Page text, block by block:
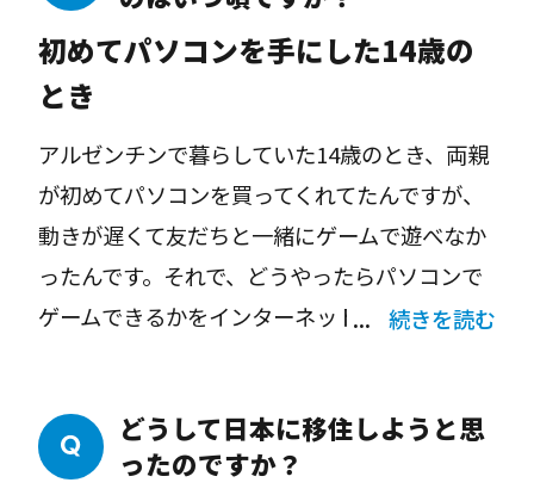
初めてパソコンを手にした14歳の
とき
アルゼンチンで暮らしていた14歳のとき、両親
が初めてパソコンを買ってくれてたんですが、
動きが遅くて友だちと一緒にゲームで遊べなか
ったんです。それで、どうやったらパソコンで
ゲームできるかをインターネットや本で調べた
書）を読んで学び、1年くらいでプログラミン
グやWEBサイト制作ができるようになりまし
続きを読む
どうして日本に移住しようと思
ったのですか？